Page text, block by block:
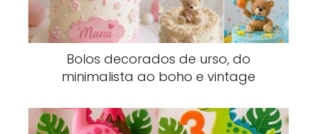
Bolos decorados de urso, do
minimalista ao boho e vintage